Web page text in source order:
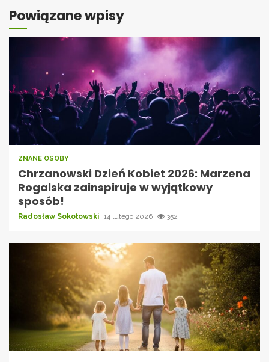
Powiązane wpisy
ZNANE OSOBY
Chrzanowski Dzień Kobiet 2026: Marzena
Rogalska zainspiruje w wyjątkowy
sposób!
Radosław Sokołowski 14 lutego 2026 352